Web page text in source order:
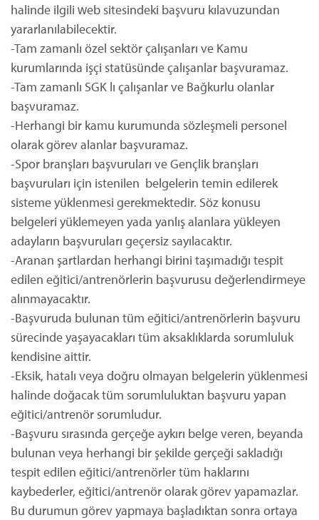
halinde ilgili web sitesindeki başvuru kılavuzundan
yararlanılabilecektir.
-Tam zamanlı özel sektör çalışanları ve Kamu
kurumlarında işçi statüsünde çalışanlar başvuramaz.
-Tam zamanlı SGK lı çalışanlar ve Bağkurlu olanlar
başvuramaz.
-Herhangi bir kamu kurumunda sözleşmeli personel
olarak görev alanlar başvuramaz.
-Spor branşları başvuruları ve Gençlik branşları
başvuruları için istenilen belgelerin temin edilerek
sisteme yüklenmesi gerekmektedir. Söz konusu
belgeleri yüklemeyen yada yanlış alanlara yükleyen
adayların başvuruları geçersiz sayılacaktır.
-Aranan şartlardan herhangi birini taşımadığı tespit
edilen eğitici/antrenörlerin başvurusu değerlendirmeye
alınmayacaktır.
-Başvuruda bulunan tüm eğitici/antrenörlerin başvuru
sürecinde yaşayacakları tüm aksaklıklarda sorumluluk
kendisine aittir.
-Eksik, hatalı veya doğru olmayan belgelerin yüklenmesi
halinde doğacak tüm sorumluluktan başvuru yapan
eğitici/antrenör sorumludur.
-Başvuru sırasında gerçeğe aykırı belge veren, beyanda
bulunan veya herhangi bir şekilde gerçeği sakladığı
tespit edilen eğitici/antrenörler tüm haklarını
kaybederler, eğitici/antrenör olarak görev yapamazlar.
Bu durumun görev yapmaya başladıktan sonra ortaya